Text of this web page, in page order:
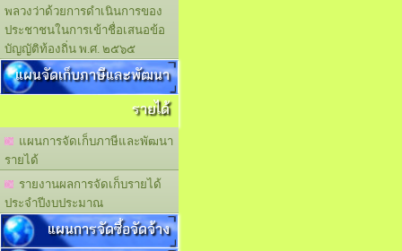
พลวงว่าด้วยการดำเนินการของ
ประชาชนในการเข้าชื่อเสนอข้อ
บัญญัติท้องถิ่น พ.ศ. ๒๕๖๕
แผนจัดเก็บภาษีและพัฒนา
รายได้
แผนการจัดเก็บภาษีและพัฒนา
รายได้
รายงานผลการจัดเก็บรายได้
ประจำปีงบประมาณ
แผนการจัดซื้อจัดจ้าง